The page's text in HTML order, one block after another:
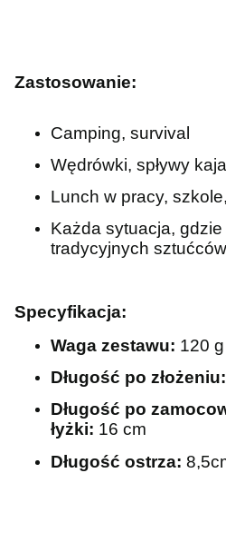
Zastosowanie:
Camping, survival
Wędrówki, spływy
Lunch w pracy,
Każda sytuacja,
tradycyjnych sztućców
Specyfikacja:
Waga zestawu: 120 g
Długość po złożeniu:
Długość po
łyżki: 16 cm
Długość ostrza: